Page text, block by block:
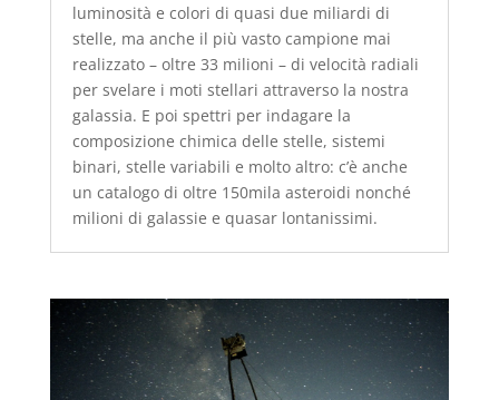
luminosità e colori di quasi due miliardi di
stelle, ma anche il più vasto campione mai
realizzato – oltre 33 milioni – di velocità radiali
per svelare i moti stellari attraverso la nostra
galassia. E poi spettri per indagare la
composizione chimica delle stelle, sistemi
binari, stelle variabili e molto altro: c’è anche
un catalogo di oltre 150mila asteroidi nonché
milioni di galassie e quasar lontanissimi.